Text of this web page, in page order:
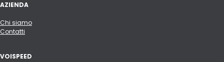
AZIENDA
Chi siamo
Contatti
VOISPEED